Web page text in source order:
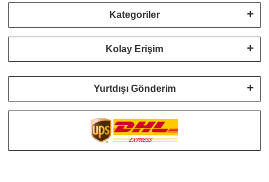
Kategoriler
Kolay Erişim
Yurtdışı Gönderim